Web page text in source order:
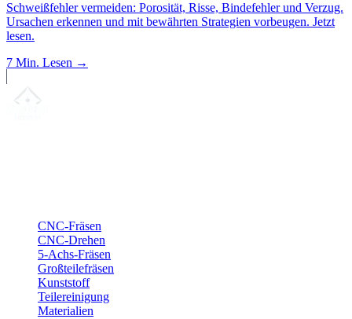
Schweißfehler vermeiden: Porosität, Risse, Bindefehler und Verzug.
Ursachen erkennen und mit bewährten Strategien vorbeugen. Jetzt
lesen.
7 Min. Lesen →
CNC-Fräsen
CNC-Drehen
5-Achs-Fräsen
Großteilefräsen
Kunststoff
Teilereinigung
Materialien